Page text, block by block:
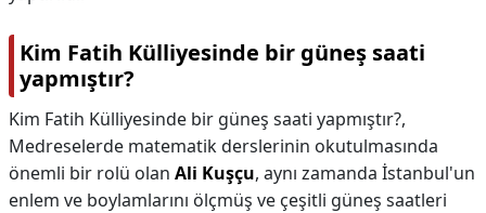
Kim Fatih Külliyesinde bir güneş saati
yapmıştır?
Kim Fatih Külliyesinde bir güneş saati yapmıştır?,
Medreselerde matematik derslerinin okutulmasında
önemli bir rolü olan Ali Kuşçu, aynı zamanda İstanbul'un
enlem ve boylamlarını ölçmüş ve çeşitli güneş saatleri